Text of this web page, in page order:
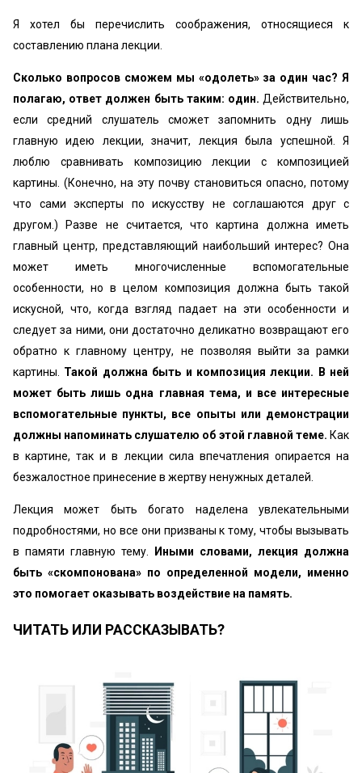
Я хотел бы перечислить соображения, относящиеся к
составлению плана лекции.
Сколько вопросов сможем мы «одолеть» за один час? Я
полагаю, ответ должен быть таким: один. Действительно,
если средний слушатель сможет запомнить одну лишь
главную идею лекции, значит, лекция была успешной. Я
люблю сравнивать композицию лекции с композицией
картины. (Конечно, на эту почву становиться опасно, потому
что сами эксперты по искусству не соглашаются друг с
другом.) Разве не считается, что картина должна иметь
главный центр, представляющий наибольший интерес? Она
может иметь многочисленные вспомогательные
особенности, но в целом композиция должна быть такой
искусной, что, когда взгляд падает на эти особенности и
следует за ними, они достаточно деликатно возвращают его
обратно к главному центру, не позволяя выйти за рамки
картины. Такой должна быть и композиция лекции. В ней
может быть лишь одна главная тема, и все интересные
вспомогательные пункты, все опыты или демонстрации
должны напоминать слушателю об этой главной теме. Как
в картине, так и в лекции сила впечатления опирается на
безжалостное принесение в жертву ненужных деталей.
Лекция может быть богато наделена увлекательными
подробностями, но все они призваны к тому, чтобы вызывать
в памяти главную тему.
Иными словами, лекция должна
быть «скомпонована» по определенной модели, именно
это помогает оказывать воздействие на память.
ЧИТАТЬ ИЛИ РАССКАЗЫВАТЬ?